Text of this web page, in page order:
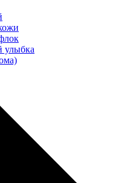
улыбка